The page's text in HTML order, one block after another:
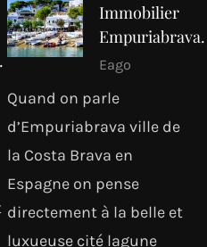
Immobilier
Empuriabrava.
Eago
Quand on parle
d’Empuriabrava ville de
la Costa Brava en
Espagne on pense
directement à la belle et
luxueuse cité lagune